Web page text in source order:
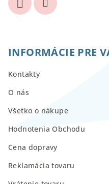
INFORMÁCIE PRE
Kontakty
O nás
Všetko o nákupe
Hodnotenia Obchodu
Cena dopravy
Reklamácia tovaru